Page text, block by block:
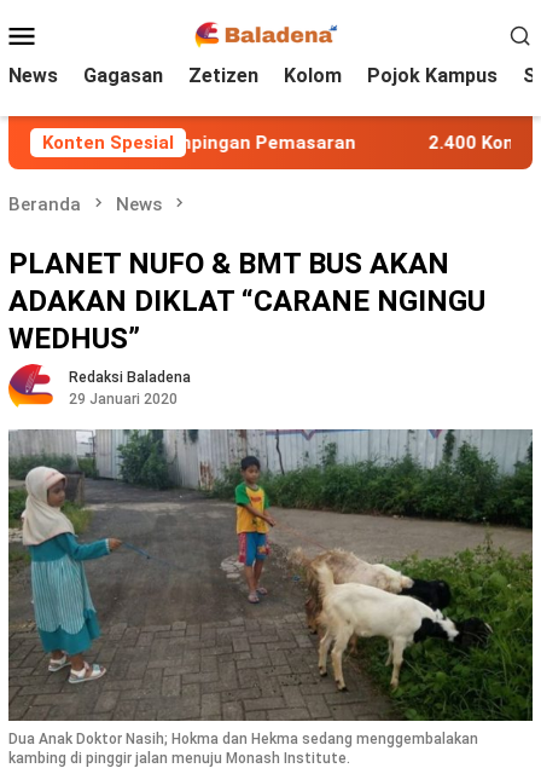
ke
kontenMobile
News Gagasan Zetizen Kolom Pojok Kampus
Konten Spesial
Pendampingan Pemasaran 2.400 Konsumen
Beranda News
PLANET NUFO & BMT BUS AKAN
ADAKAN DIKLAT “CARANE NGINGU
WEDHUS”
Redaksi Baladena
29 Januari 2020
Dua Anak Doktor Nasih; Hokma dan Hekma sedang menggembalakan
kambing di pinggir jalan menuju Monash Institute.